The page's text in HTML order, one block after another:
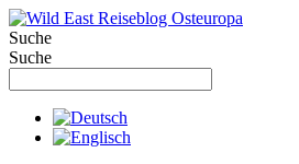
Zum
Inhalt
springen
Suche
Suche